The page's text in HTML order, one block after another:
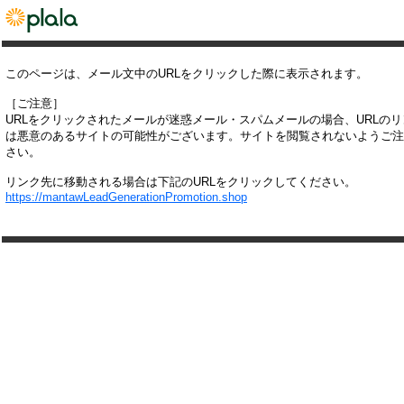
このページは、メール文中のURLをクリックした際に表示されます。
［ご注意］
URLをクリックされたメールが迷惑メール・スパムメールの場合、URLの
は悪意のあるサイトの可能性がございます。サイトを閲覧されないようご
さい。
リンク先に移動される場合は下記のURLをクリックしてください。
https://mantawLeadGenerationPromotion.shop